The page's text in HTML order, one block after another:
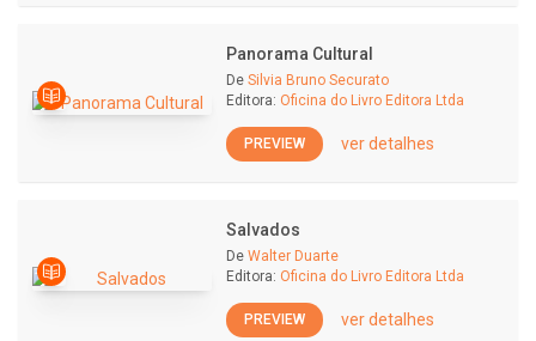
Panorama Cultural
De Silvia Bruno Securato
Editora: Oficina do Livro Editora Ltda
PREVIEW ver detalhes
Salvados
De Walter Duarte
Editora: Oficina do Livro Editora Ltda
PREVIEW ver detalhes